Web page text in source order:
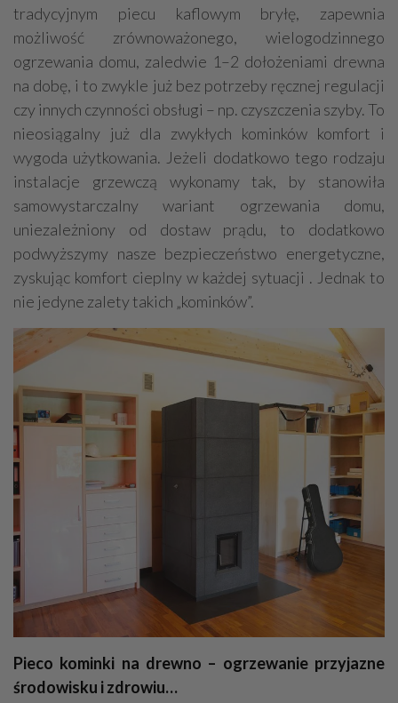
tradycyjnym piecu kaflowym bryłę, zapewnia
możliwość zrównoważonego, wielogodzinnego
ogrzewania domu, zaledwie 1–2 dołożeniami drewna
na dobę, i to zwykle już bez potrzeby ręcznej regulacji
czy innych czynności obsługi – np. czyszczenia szyby. To
nieosiągalny już dla zwykłych kominków komfort i
wygoda użytkowania. Jeżeli dodatkowo tego rodzaju
instalacje grzewczą wykonamy tak, by stanowiła
samowystarczalny wariant ogrzewania domu,
uniezależniony od dostaw prądu, to dodatkowo
podwyższymy nasze bezpieczeństwo energetyczne,
zyskując komfort cieplny w każdej sytuacji . Jednak to
nie jedyne zalety takich „kominków”.
Pieco kominki na drewno – ogrzewanie przyjazne
środowisku i zdrowiu…